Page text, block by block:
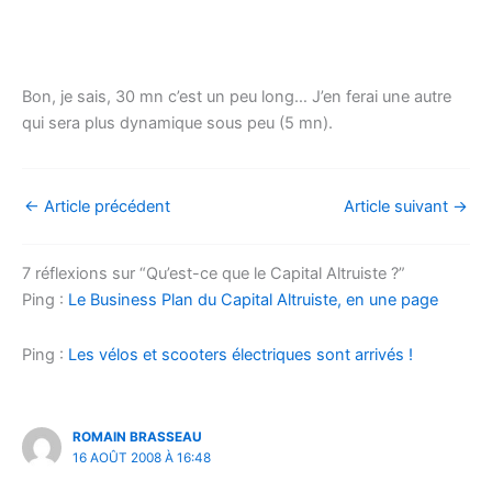
Bon, je sais, 30 mn c’est un peu long… J’en ferai une autre
qui sera plus dynamique sous peu (5 mn).
← Article précédent Article suivant →
7 réflexions sur “Qu’est-ce que le Capital Altruiste ?”
Ping : Le Business Plan du Capital Altruiste, en une page
Ping : Les vélos et scooters électriques sont arrivés !
ROMAIN BRASSEAU
16 AOÛT 2008 À 16:48